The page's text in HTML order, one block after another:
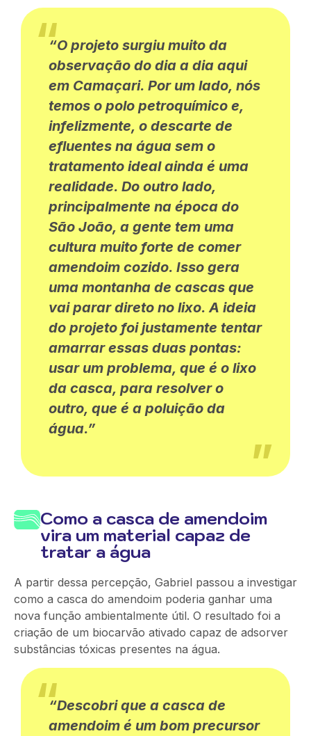
“O projeto surgiu muito da
observação do dia a dia aqui
em Camaçari. Por um lado, nós
temos o polo petroquímico e,
infelizmente, o descarte de
efluentes na água sem o
tratamento ideal ainda é uma
realidade. Do outro lado,
principalmente na época do
São João, a gente tem uma
cultura muito forte de comer
amendoim cozido. Isso gera
uma montanha de cascas que
vai parar direto no lixo. A ideia
do projeto foi justamente tentar
amarrar essas duas pontas:
usar um problema, que é o lixo
da casca, para resolver o
outro, que é a poluição da
água.”
Como a casca de amendoim
vira um material capaz de
tratar a água
A partir dessa percepção, Gabriel passou a investigar
como a casca do amendoim poderia ganhar uma
nova função ambientalmente útil. O resultado foi a
criação de um biocarvão ativado capaz de adsorver
substâncias tóxicas presentes na água.
“Descobri que a casca de
amendoim é um bom precursor